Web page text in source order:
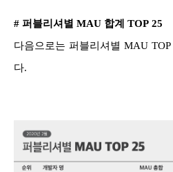
# 퍼블리셔별 MAU 합계 TOP 25
다음으로는 퍼블리셔별 MAU
다.